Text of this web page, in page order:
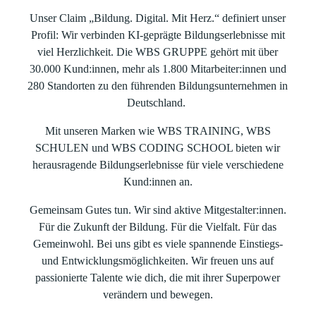
Unser Claim „Bildung. Digital. Mit Herz.“ definiert unser
Profil: Wir verbinden KI-geprägte Bildungserlebnisse mit
viel Herzlichkeit. Die WBS GRUPPE gehört mit über
30.000 Kund:innen, mehr als 1.800 Mitarbeiter:innen und
280 Standorten zu den führenden Bildungsunternehmen in
Deutschland.
Mit unseren Marken wie WBS TRAINING, WBS
SCHULEN und WBS CODING SCHOOL bieten wir
herausragende Bildungserlebnisse für viele verschiedene
Kund:innen an.
Gemeinsam Gutes tun. Wir sind aktive Mitgestalter:innen.
Für die Zukunft der Bildung. Für die Vielfalt. Für das
Gemeinwohl. Bei uns gibt es viele spannende Einstiegs-
und Entwicklungsmöglichkeiten. Wir freuen uns auf
passionierte Talente wie dich, die mit ihrer Superpower
verändern und bewegen.